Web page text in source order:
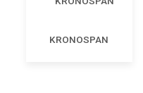
KRONOSPAN